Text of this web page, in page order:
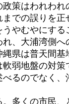
策はわれわ
での誤りを
やむやにする
大浦湾側
県は普天間
弱地盤の対
るのでなく
くの市民